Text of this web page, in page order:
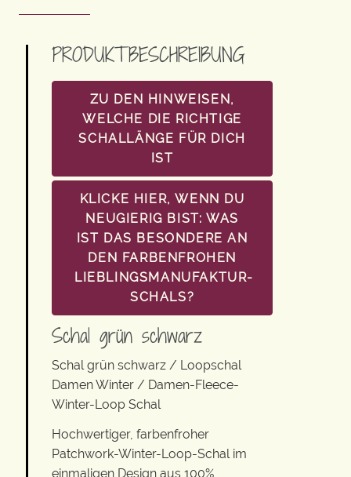
PRODUKTBESCHREIBUNG
ZU DEN HINWEISEN,
WELCHE DIE RICHTIGE
SCHALLÄNGE FÜR DICH
IST
KLICKE HIER, WENN DU
NEUGIERIG BIST: WAS
IST DAS BESONDERE AN
DEN FARBENFROHEN
LIEBLINGSMANUFAKTUR-
SCHALS?
Schal grün schwarz
Schal grün schwarz / Loopschal
Damen Winter / Damen-Fleece-
Winter-Loop Schal
Hochwertiger, farbenfroher
Patchwork-Winter-Loop-Schal im
einmaligen Design aus 100%